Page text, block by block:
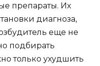
препараты. Их
диагноза,
еще не
подбирать
только ухудшить